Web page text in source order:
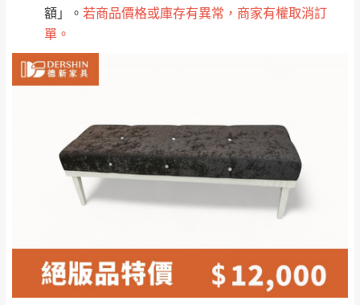
額」。 若商品價格或庫存有異常，商家有權取消訂
單。
林、福隆、淡水山
區、北投湖山路、
深坑山區
$ 9,000以上：免
NT$500元
＊A108產品另收運費
配送範圍：
苗栗至基隆；其它地區暫不開放，如因特殊
地型限制(山區、鄉、鎮、村)、樓梯太小、無
保有出貨的權利。
保護物流人員的工作安全，賣家無提供吊掛
服務，若需以吊車或其他的吊掛方式吊運，
費用將由買方自行支付。
因大型傢俱有組裝、配送的問題，並非一般
天在家等貨，以節省您的寶貴時間。
由於百貨公司配送較為不易，故暫無法配送